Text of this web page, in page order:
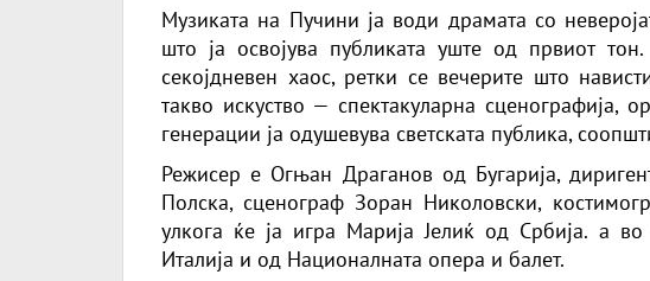
Музиката на Пучини ја води драмата со
што ја освојува публиката уште од првиот
секојдневен хаос, ретки се вечерите што
такво искуство — спектакуларна сценографија,
генерации ја одушевува светската публика,
Режисер е Огњан Драганов од Бугарија,
Полска, сценограф Зоран Николовски,
улкога ќе ја игра Марија Јелиќ од Србија. а
Италија и од Националната опера и балет.